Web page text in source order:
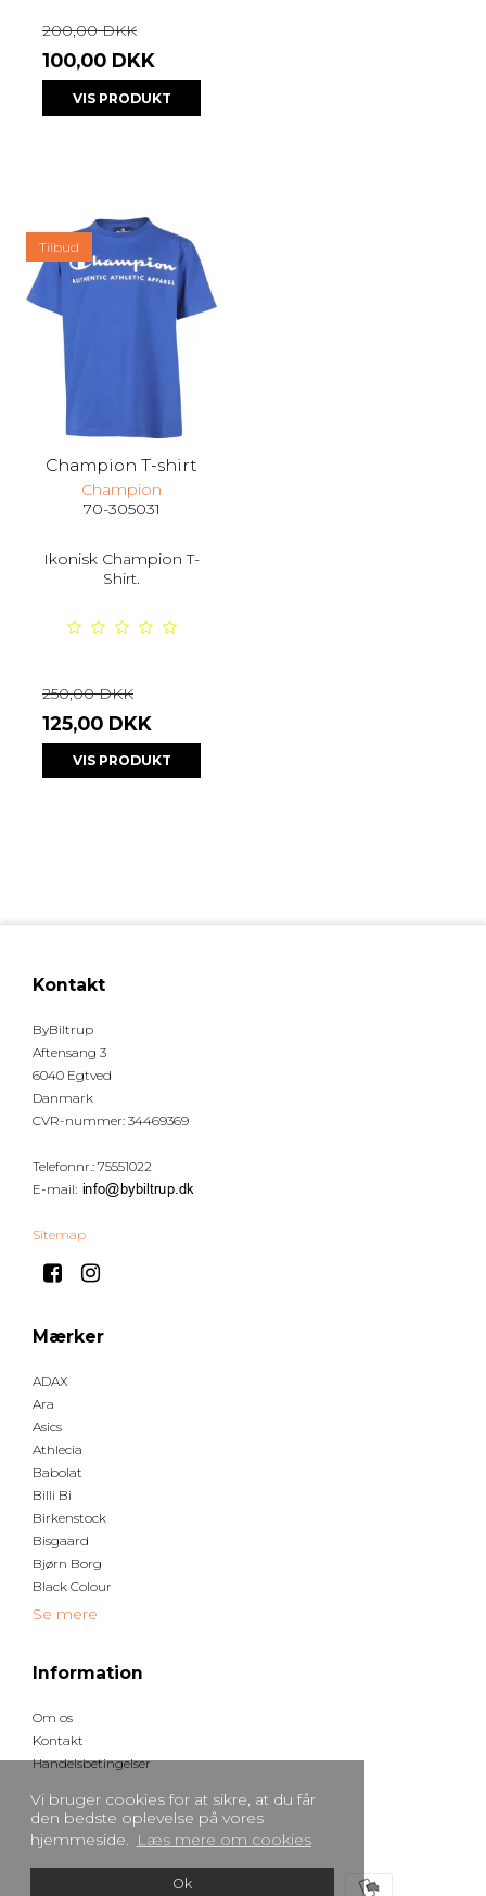
Vi bruger cookies for at sikre, at du får
den bedste oplevelse på vores
hjemmeside. Læs mere om cookies
Ok
200,00 DKK
100,00 DKK
VIS PRODUKT
Tilbud
Champion T-shirt
Champion
70-305031
Ikonisk Champion T-
Shirt.
250,00 DKK
125,00 DKK
VIS PRODUKT
Kontakt
ByBiltrup
Aftensang 3
6040 Egtved
Danmark
CVR-nummer: 34469369
Telefonnr. : 75551022
E-mail:
Sitemap
Mærker
ADAX
Ara
Asics
Athlecia
Babolat
Billi Bi
Birkenstock
Bisgaard
Bjørn Borg
Black Colour
Se mere
Information
Om os
Kontakt
Handelsbetingelser